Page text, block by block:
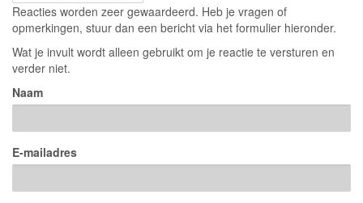
Reacties worden zeer gewaardeerd. Heb je vragen of
opmerkingen, stuur dan een bericht via het formulier hieronder.
Wat je invult wordt alleen gebruikt om je reactie te versturen en
verder niet.
Naam
E-mailadres